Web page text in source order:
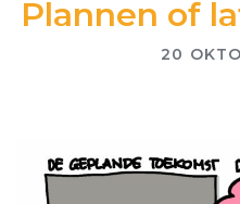
Plannen of
20